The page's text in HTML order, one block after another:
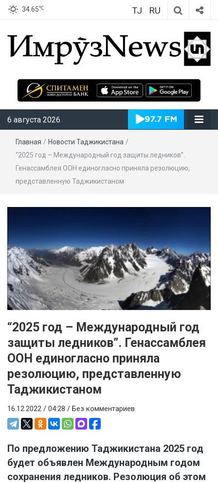
34.65℃ TJ RU
ИмрӯзNews
6 августа 2026
Главная / Новости Таджикистана /
“2025 год – Международный год защиты ледников”.
Генассамблея ООН единогласно приняла резолюцию,
представленную Таджикистаном
“2025 год – Международный год
защиты ледников”. Генассамблея
ООН единогласно приняла
резолюцию, представленную
Таджикистаном
16.12.2022 / 04:28 / Без комментариев
По предложению Таджикистана 2025 год
будет объявлен Международным годом
сохранения ледников. Резолюция об этом